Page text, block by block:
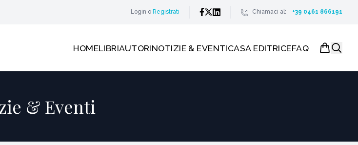
Login o Registrati Chiamaci al: +39 0461 866191
HOMELIBRIAUTORINOTIZIE & EVENTICASA EDITRICEFAQ
& Eventi